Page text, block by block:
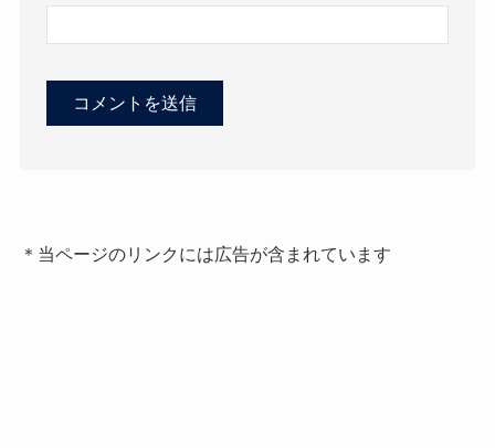
＊当ページのリンクには広告が含まれています